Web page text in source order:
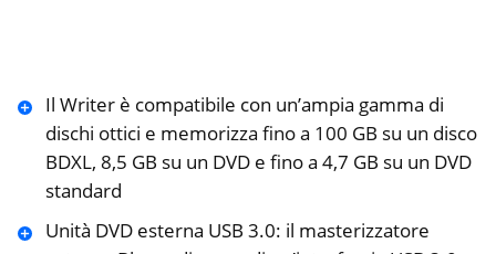
Il Writer è compatibile con un’ampia gamma di
dischi ottici e memorizza fino a 100 GB su un disco
BDXL, 8,5 GB su un DVD e fino a 4,7 GB su un DVD
standard
Unità DVD esterna USB 3.0: il masterizzatore